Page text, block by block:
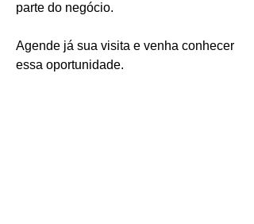
parte do negócio.
Agende já sua visita e venha conhecer
essa oportunidade.